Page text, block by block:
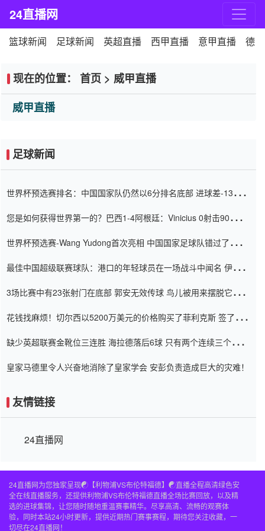
24直播网
篮球新闻 足球新闻 英超直播 西甲直播 意甲直播 德
现在的位置： 首页 > 威甲直播
威甲直播
足球新闻
世界杯预选赛排名：中国国家队仍然以6分排名底部 进球差-13令人
您是如何获得世界第一的？巴西1-4阿根廷：Vinicius 0射击90分钟
世界杯预选赛-Wang Yudong首次亮相 中国国家足球队错过了世界
最佳中国超级联赛球队：港口的年轻球员在一场战斗中闻名 伊万放
3场比赛中有23张射门在底部 郭安无效传球 鸟儿被用来摆脱它
花钱找麻烦！切尔西以5200万美元的价格购买了菲利克斯 签了7年
缺少英超联赛金靴位三连胜 海拉德落后6球 只有两个连续三个连续
皇家马德里令人兴奋地消除了皇家学会 安彭负责造成巨大的灾难！
友情链接
24直播网
24直播网为您独家呈现☯️【利物浦VS布伦特福德】☯️直播全程高清绿色安
全在线直播服务，还提供利物浦VS布伦特福德直播全场比赛回放，以及精
选的进球集锦，让您随时随地重温赛事精华。尽享高清、流畅的观赛体
验，同时本站24小时更新，提供近期热门赛事赛程，期待您关注收藏，一
切尽在24直播网！